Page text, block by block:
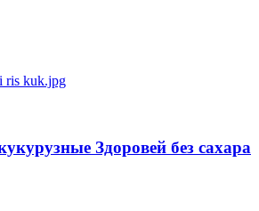
Здоровей без сахара